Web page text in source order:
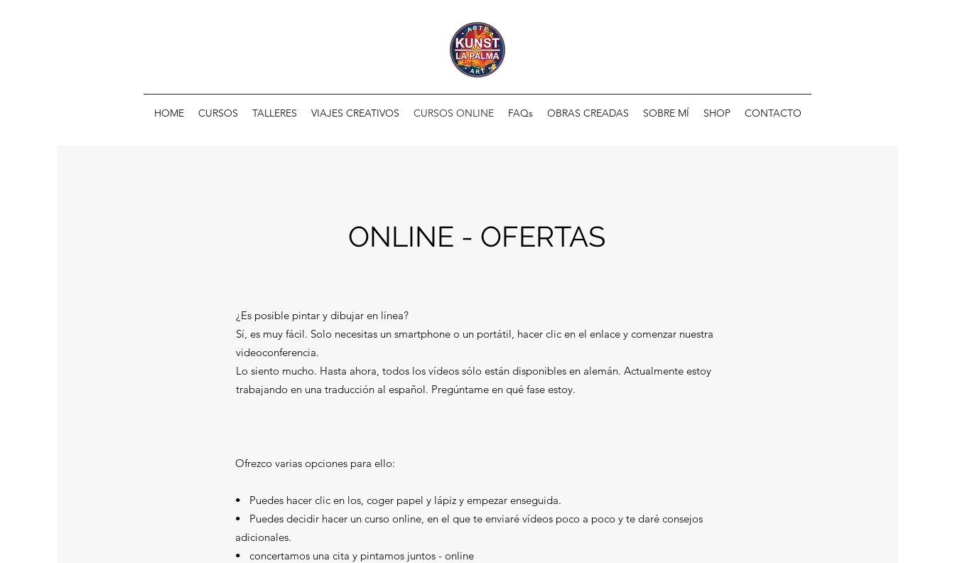
HOME CURSOS TALLERES VIAJES CREATIVOS CURSOS ONLINE FAQs OBRAS CREADAS SOBRE MÍ SHOP CONTACTO
ONLINE - OFERTAS
¿Es posible pintar y dibujar en línea?
Sí, es muy fácil. Solo necesitas un smartphone o un portátil, hacer clic en el enlace y comenzar nuestra
videoconferencia.
Lo siento mucho. Hasta ahora, todos los vídeos sólo están disponibles en alemán. Actualmente estoy
trabajando en una traducción al español. Pregúntame en qué fase estoy.
Ofrezco varias opciones para ello:
• Puedes hacer clic en los, coger papel y lápiz y empezar enseguida.
• Puedes decidir hacer un curso online, en el que te enviaré vídeos poco a poco y te daré consejos
adicionales.
• concertamos una cita y pintamos juntos - online